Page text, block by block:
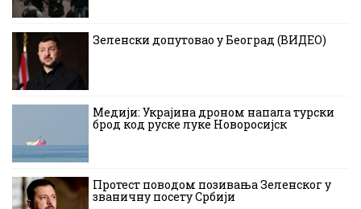
Зеленски допутовао у Београд (ВИДЕО)
Медији: Украјина дроном напала турски
брод код руске луке Новоросијск
Протест поводом позивања Зеленског у
званичну посету Србији